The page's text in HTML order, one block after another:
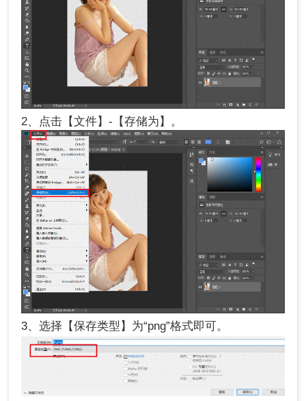
2、点击【文件】-【存储为】。
3、选择【保存类型】为“png”格式即可。